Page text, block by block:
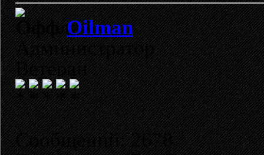
Oilman
Администратор
Ветеран
Сообщений: 2678